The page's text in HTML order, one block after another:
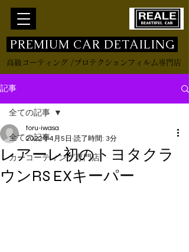
​ PREMIUM CAR DETAILING
高級コーティング /プロテクションフィルム専門店
記事
全ての記事
カーコーティング専門店
全ての記事
レアーレ初のトヨタクラ
ウンRS EXキーパー
toru-iwasa
2022年4月5日 読了時間: 3分